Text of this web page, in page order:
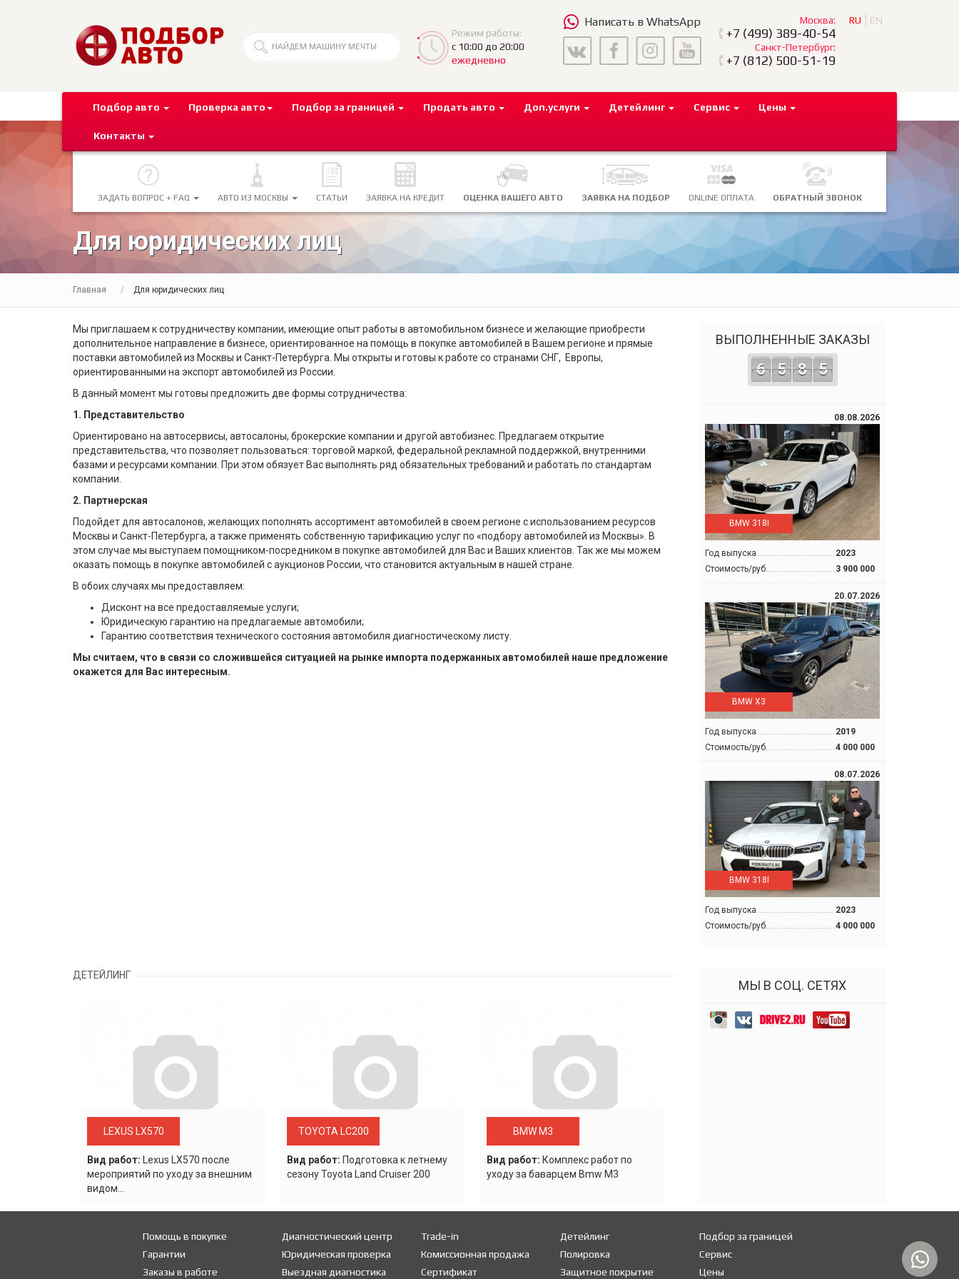
Режим работы:
с 10:00 до 20:00
ежедневно
Написать в WhatsApp Москва:
+7 (499) 389-40-54
Санкт-Петербург:
+7 (812) 500-51-19
RU EN
Подбор авто Проверка авто Подбор за границей Продать авто Доп.услуги Детейлинг Сервис Цены
Контакты
ЗАДАТЬ ВОПРОС + FAQ АВТО ИЗ МОСКВЫ СТАТЬИ ЗАЯВКА НА КРЕДИТ ОЦЕНКА ВАШЕГО АВТО ЗАЯВКА НА ПОДБОР ONLINE ОПЛАТА ОБРАТНЫЙ ЗВОНОК
Для юридических лиц
Главная Для юридических лиц
Мы приглашаем к сотрудничеству компании, имеющие опыт работы в автомобильном бизнесе и желающие приобрести
дополнительное направление в бизнесе, ориентированное на помощь в покупке автомобилей в Вашем регионе и прямые
поставки автомобилей из Москвы и Санкт-Петербурга. Мы открыты и готовы к работе со странами СНГ, Европы,
ориентированными на экспорт автомобилей из России.
В данный момент мы готовы предложить две формы сотрудничества:
1. Представительство
Ориентировано на автосервисы, автосалоны, брокерские компании и другой автобизнес. Предлагаем открытие
представительства, что позволяет пользоваться: торговой маркой, федеральной рекламной поддержкой, внутренними
базами и ресурсами компании. При этом обязует Вас выполнять ряд обязательных требований и работать по стандартам
компании.
2. Партнерская
Подойдет для автосалонов, желающих пополнять ассортимент автомобилей в своем регионе с использованием ресурсов
Москвы и Санкт-Петербурга, а также применять собственную тарификацию услуг по «подбору автомобилей из Москвы». В
этом случае мы выступаем помощником-посредником в покупке автомобилей для Вас и Ваших клиентов. Так же мы можем
оказать помощь в покупке автомобилей с аукционов России, что становится актуальным в нашей стране.
В обоих случаях мы предоставляем:
Дисконт на все предоставляемые услуги;
Юридическую гарантию на предлагаемые автомобили;
Гарантию соответствия технического состояния автомобиля диагностическому листу.
Мы считаем, что в связи со сложившейся ситуацией на рынке импорта подержанных автомобилей наше предложение
окажется для Вас интересным.
ВЫПОЛНЕННЫЕ ЗАКАЗЫ
6 5 8 5
08.08.2026
BMW 318I
Год выпуска
2023
Стоимость/руб.
3 900 000
20.07.2026
BMW X3
Год выпуска
2019
Стоимость/руб.
4 000 000
08.07.2026
BMW 318I
Год выпуска
2023
Стоимость/руб.
4 000 000
ДЕТЕЙЛИНГ
LEXUS LX570
Вид работ: Lexus LХ570 после
мероприятий по уходу за внешним
видом...
TOYOTA LC200
Вид работ: Подготовка к летнему
сезону Toyota Land Cruiser 200
BMW M3
Вид работ: Комплекс работ по
уходу за баварцем Bmw M3
МЫ В СОЦ. СЕТЯХ
Помощь в покупке
Гарантии
Заказы в работе
Диагностический центр
Юридическая проверка
Выездная диагностика
Trade-in
Комиссионная продажа
Сертификат
Детейлинг
Полировка
Защитное покрытие
Подбор за границей
Сервис
Цены